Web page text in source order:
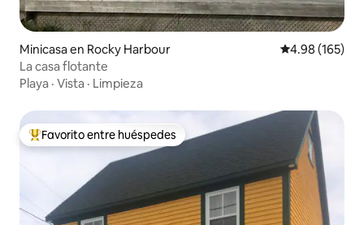
Minicasa en Rocky Harbour Calificación
4.98 (165)
La casa flotante
Playa · Vista · Limpieza
Favorito entre huéspedes preferido
Favorito entre huéspedes